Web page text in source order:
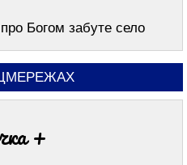
Богом забуте село
+